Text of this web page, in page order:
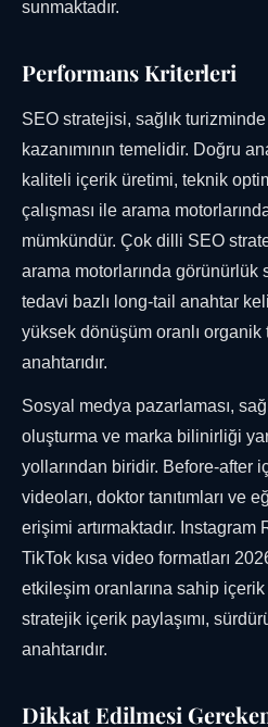
sunmaktadır.
Performans Kriterleri
SEO stratejisi, sağlık
kazanımının temelidir. Doğru
kaliteli içerik üretimi, teknik
çalışması ile arama
mümkündür. Çok dilli SEO
arama motorlarında görünürlük
tedavi bazlı long-tail anahtar
yüksek dönüşüm oranlı
anahtarıdır.
Sosyal medya pazarlaması,
oluşturma ve marka bilinirliği
yollarından biridir. Before-after
videoları, doktor tanıtımları ve
erişimi artırmaktadır.
TikTok kısa video formatları
etkileşim oranlarına sahip
stratejik içerik paylaşımı,
anahtarıdır.
Dikkat Edilmesi